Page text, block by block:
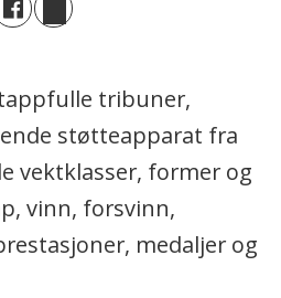
tribuner,
støtteapparat fra
vektklasser, former og
vinn, forsvinn,
medaljer og